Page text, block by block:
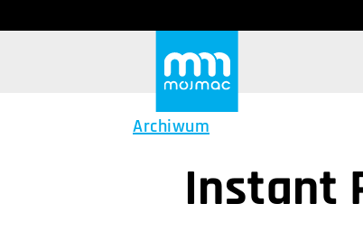
Archiwum
Instant